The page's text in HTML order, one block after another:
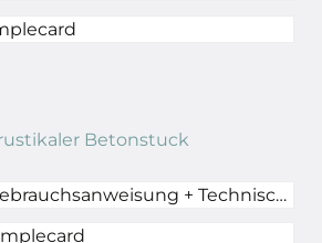
Betonstuck
Sichtbeton - Gebrauchsanweisung + Technisches Datenblatt